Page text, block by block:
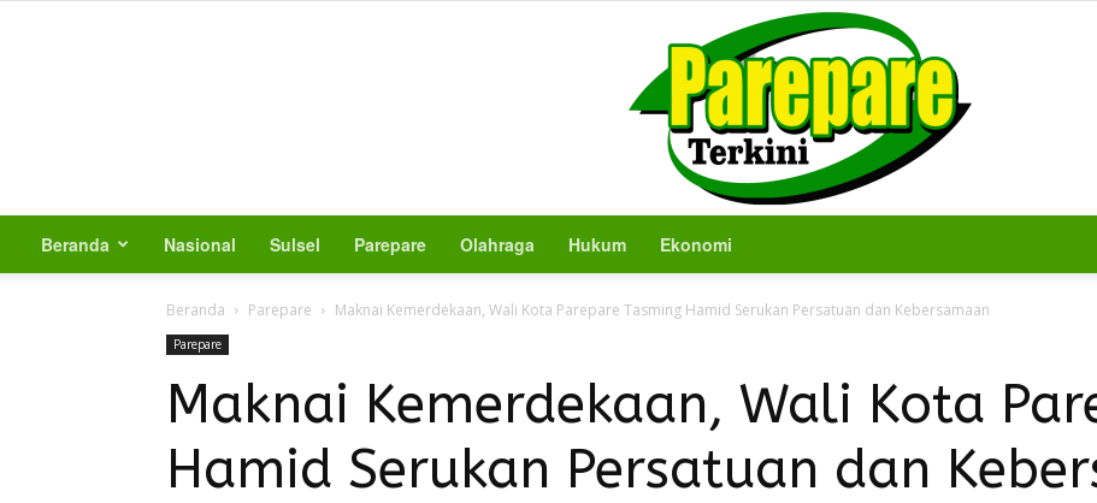
Terkini
Beranda Nasional Sulsel Parepare Olahraga Hukum Ekonomi
Beranda Parepare Maknai Kemerdekaan, Wali Kota Parepare Tasming Hamid Serukan Persatuan dan Kebersamaan
Parepare
Maknai Kemerdekaan, Wali Kota
Hamid Serukan Persatuan dan